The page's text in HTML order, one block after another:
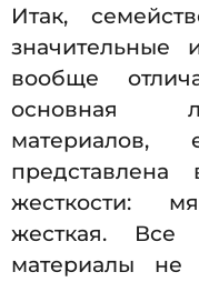
Итак,
вообще
основная
материалов,
представлена
жесткости:
жесткая. Все
материалы не